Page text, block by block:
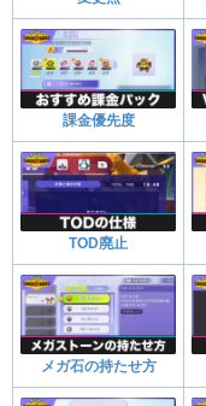
課金優先度
TOD廃止
メガ石の持たせ方